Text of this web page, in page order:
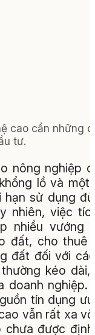
cao cần những
tư.
nông nghiệp
lồ và một
hạn sử dụng
nhiên, việc
nhiều vướng
đất, cho thuê
đất đối với
kéo dài,
doanh nghiệp.
tín dụng
vẫn rất xa
chưa được